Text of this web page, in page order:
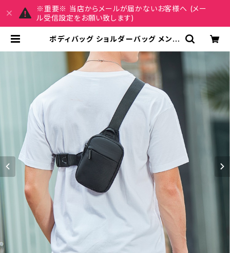
※重要※ 当店からメールが届かないお客様へ (メー
ル受信設定をお願い致します)
ボディバッグ ショルダーバッグ メンズ
冬 黒 サコッシュ クロスバッグ 斜め掛
け 防水 撥水 かばん ショルダーバッ
ク お出かけ バック 斜め掛けバッグ
肩掛け ショルダー カメラバッグ チェ
ストバッグ スマホバッグ メッセンジャ
ーバッグ 小さめ メンズ ボーイズ 大
学生 高校生 パパ 父 男の子 男性 韓
国 ファッション ブラック 通勤バッグ
学生 学校 通学 デート オフィスカジュ
アル デイリー お出かけ 大人 10代 2
0代 30代 40代 K-B0167 | REIRS
E レイルセ 20代,30代,40代 レディ
ースファッション 通販